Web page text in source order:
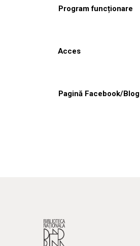
Program funcționare
Acces
Pagină Facebook/Blog